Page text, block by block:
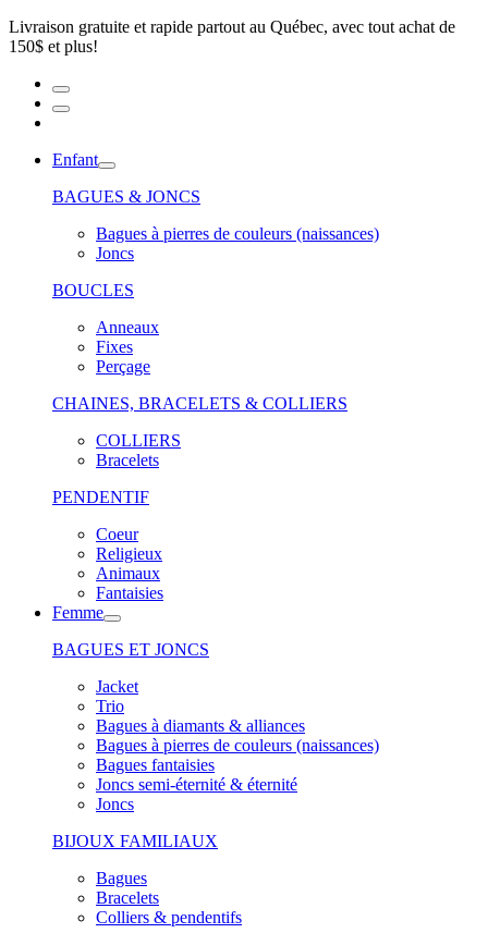
Livraison gratuite et rapide partout au Québec, avec tout achat de
150$ et plus!
Enfant
BAGUES & JONCS
Bagues à pierres de couleurs (naissances)
Joncs
BOUCLES
Anneaux
Fixes
Perçage
CHAINES, BRACELETS & COLLIERS
COLLIERS
Bracelets
PENDENTIF
Coeur
Religieux
Animaux
Fantaisies
Femme
BAGUES ET JONCS
Jacket
Trio
Bagues à diamants & alliances
Bagues à pierres de couleurs (naissances)
Bagues fantaisies
Joncs semi-éternité & éternité
Joncs
BIJOUX FAMILIAUX
Bagues
Bracelets
Colliers & pendentifs